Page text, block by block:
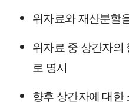
위자료와 재산분할
위자료 중 상간자의
로 명시
향후 상간자에 대한